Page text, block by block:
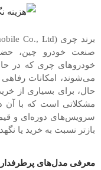
صنعت خودرو چین،
خودروهای چری که در
می‌شوند، امکانات رفاهی
حال، برای بسیاری از
مشکلاتی است که با آن
سرویس‌های دوره‌ای و
بازتر نسبت به خرید یا
معرفی مدل‌های پرطرفدار